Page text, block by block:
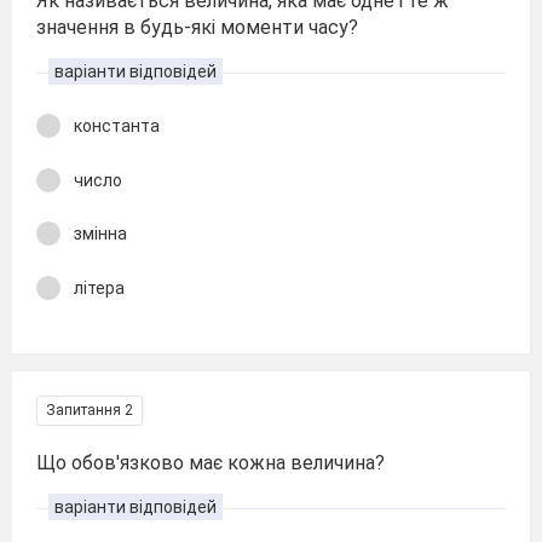
значення в будь-які моменти часу?
варіанти відповідей
константа
число
змінна
літера
Запитання 2
Що обов'язково має кожна величина?
варіанти відповідей